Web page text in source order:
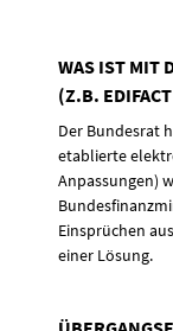
WAS IST MIT
(Z.B.
Der Bundesrat
etablierte
Anpassungen)
Einsprüchen
einer Lösung.